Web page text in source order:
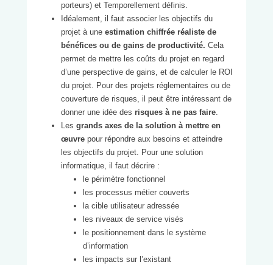
porteurs) et Temporellement définis.
Idéalement, il faut associer les objectifs du
projet à une estimation chiffrée réaliste de
bénéfices ou de gains de productivité. Cela
permet de mettre les coûts du projet en regard
d’une perspective de gains, et de calculer le ROI
du projet. Pour des projets réglementaires ou de
couverture de risques, il peut être intéressant de
donner une idée des risques à ne pas faire.
Les grands axes de la solution à mettre en
œuvre pour répondre aux besoins et atteindre
les objectifs du projet. Pour une solution
informatique, il faut décrire :
le périmètre fonctionnel
les processus métier couverts
la cible utilisateur adressée
les niveaux de service visés
le positionnement dans le système
d’information
les impacts sur l’existant